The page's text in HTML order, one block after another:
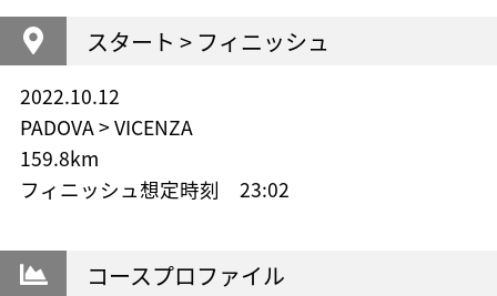
スタート > フィニッシュ
2022.10.12
PADOVA > VICENZA
159.8km
フィニッシュ想定時刻 23:02
コースプロファイル